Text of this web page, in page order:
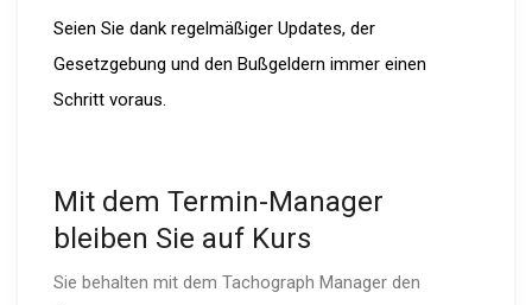
Seien Sie dank regelmäßiger Updates, der
Gesetzgebung und den Bußgeldern immer einen
Schritt voraus.
Mit dem Termin-Ma­nager
bleiben Sie auf Kurs
Sie behalten mit dem Tachograph Manager den